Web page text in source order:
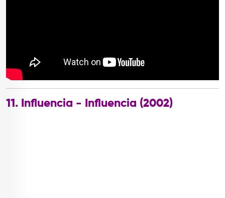
11. Influencia - Influencia (2002)